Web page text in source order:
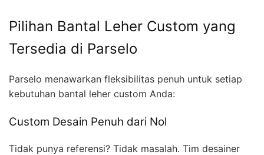
Pilihan Bantal Leher Custom yang
Tersedia di Parselo
Parselo menawarkan fleksibilitas penuh untuk setiap
kebutuhan bantal leher custom Anda:
Custom Desain Penuh dari Nol
Tidak punya referensi? Tidak masalah. Tim desainer